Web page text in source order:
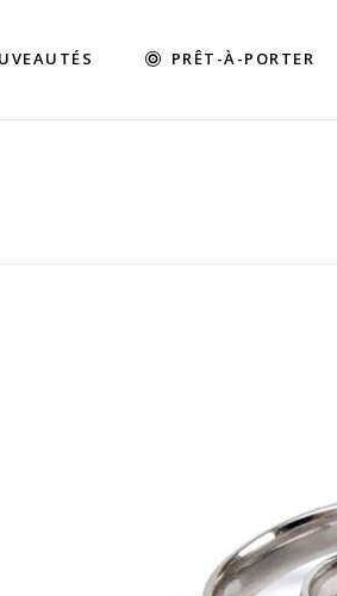
PRÊT-À-PORTER